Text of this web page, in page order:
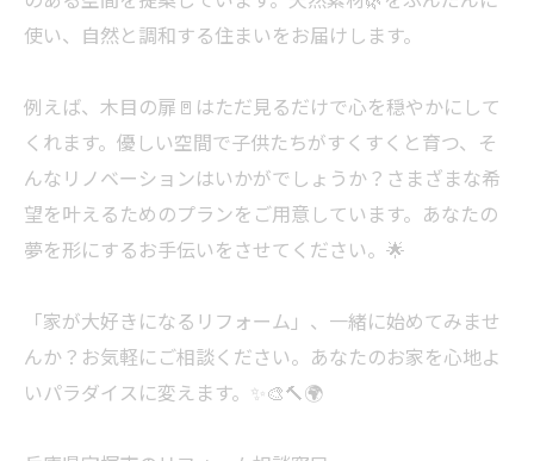
使い、自然と調和する住まいをお届けします。
例えば、木目の扉🚪はただ見るだけで心を穏やかにして
くれます。優しい空間で子供たちがすくすくと育つ、そ
んなリノベーションはいかがでしょうか？さまざまな希
望を叶えるためのプランをご用意しています。あなたの
夢を形にするお手伝いをさせてください。🌟
「家が大好きになるリフォーム」、一緒に始めてみませ
んか？お気軽にご相談ください。あなたのお家を心地よ
いパラダイスに変えます。✨🎨🔨🌍